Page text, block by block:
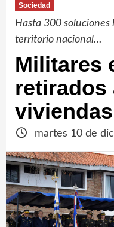
Sociedad
Hasta 300
territorio nacional…
Militares
retirados
martes 10 de